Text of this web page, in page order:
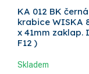
KA 012 BK černá
krabice WISKA
x 41mm zaklap.
F12 )
Skladem